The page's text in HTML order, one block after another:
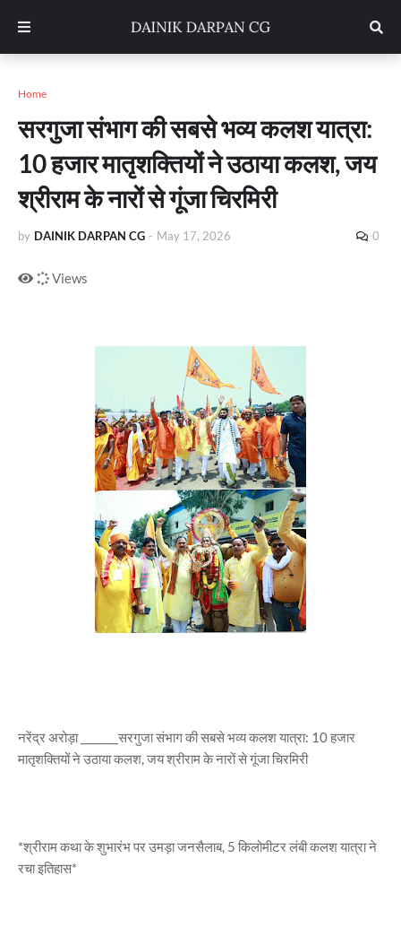
Home
सरगुजा संभाग की सबसे भव्य कलश यात्रा:
10 हजार मातृशक्तियों ने उठाया कलश, जय
श्रीराम के नारों से गूंजा चिरमिरी
by DAINIK DARPAN CG - May 17, 2026 0
Views
नरेंद्र अरोड़ा _______सरगुजा संभाग की सबसे भव्य कलश यात्रा: 10 हजार
मातृशक्तियों ने उठाया कलश, जय श्रीराम के नारों से गूंजा चिरमिरी
*श्रीराम कथा के शुभारंभ पर उमड़ा जनसैलाब, 5 किलोमीटर लंबी कलश यात्रा ने
रचा इतिहास*